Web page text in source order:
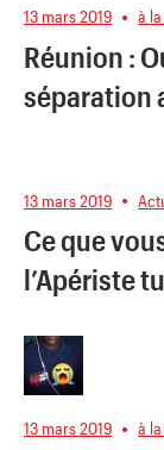
13 mars 2019 à
Réunion :
séparation
13 mars 2019
Ce que
l’Apériste
13 mars 2019 à